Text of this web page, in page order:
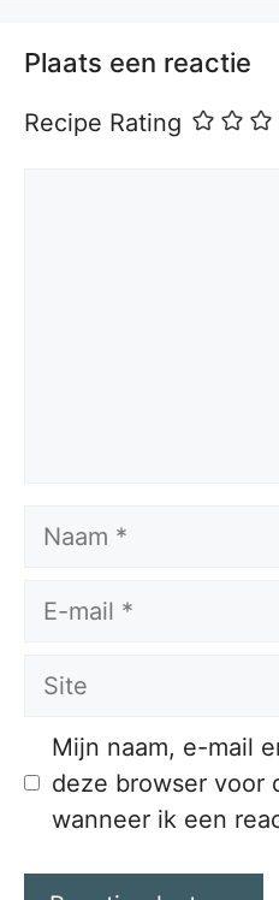
Plaats een reactie
Recipe Rating
Naam
E-
Site
Mijn naam, e-mail
deze browser voor
wanneer ik een